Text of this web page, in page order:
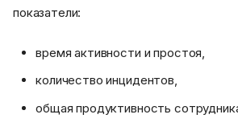
2. Запуск
консоль
показатели:
время активности и простоя,
количество инцидентов,
общая продуктивность